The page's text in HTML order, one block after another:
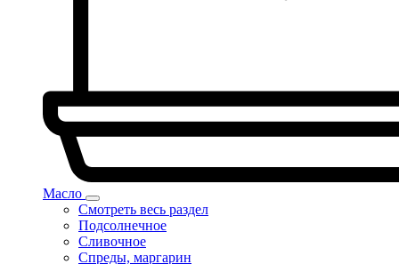
Масло
Смотреть весь раздел
Подсолнечное
Сливочное
Спреды, маргарин